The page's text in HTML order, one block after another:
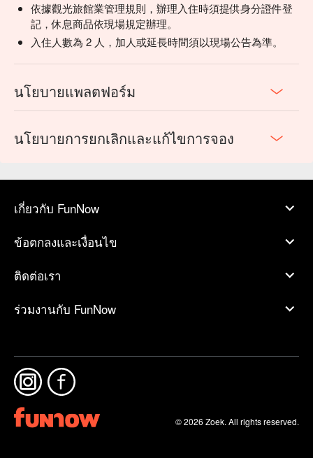
依據觀光旅館業管理規則，辦理入住時須提供身分證件登
記，休息商品依現場規定辦理。
入住人數為 2 人，加人或延長時間須以現場公告為準。
นโยบายแพลตฟอร์ม
นโยบายการยกเลิกและแก้ไขการจอง
เกี่ยวกับ FunNow
ข้อตกลงและเงื่อนไข
ติดต่อเรา
ร่วมงานกับ FunNow
© 2026 Zoek. All rights reserved.